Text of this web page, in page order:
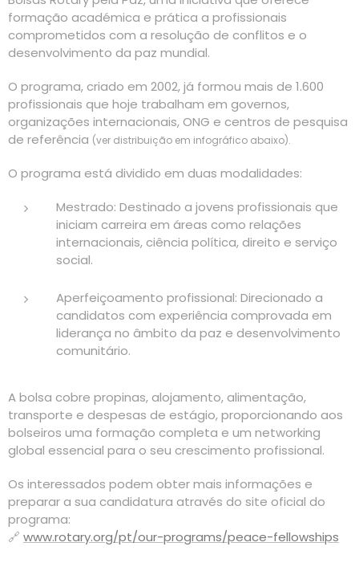
formação académica e prática a profissionais
comprometidos com a resolução de conflitos e o
desenvolvimento da paz mundial.
O programa, criado em 2002, já formou mais de 1.600
profissionais que hoje trabalham em governos,
organizações internacionais, ONG e centros de pesquisa
de referência (ver distribuição em infográfico abaixo).
O programa está dividido em duas modalidades:
Mestrado: Destinado a jovens profissionais que
iniciam carreira em áreas como relações
internacionais, ciência política, direito e serviço
social.
Aperfeiçoamento profissional: Direcionado a
candidatos com experiência comprovada em
liderança no âmbito da paz e desenvolvimento
comunitário.
A bolsa cobre propinas, alojamento, alimentação,
transporte e despesas de estágio, proporcionando aos
bolseiros uma formação completa e um networking
global essencial para o seu crescimento profissional.
Os interessados podem obter mais informações e
preparar a sua candidatura através do site oficial do
programa:
🔗 www.rotary.org/pt/our-programs/peace-fellowships